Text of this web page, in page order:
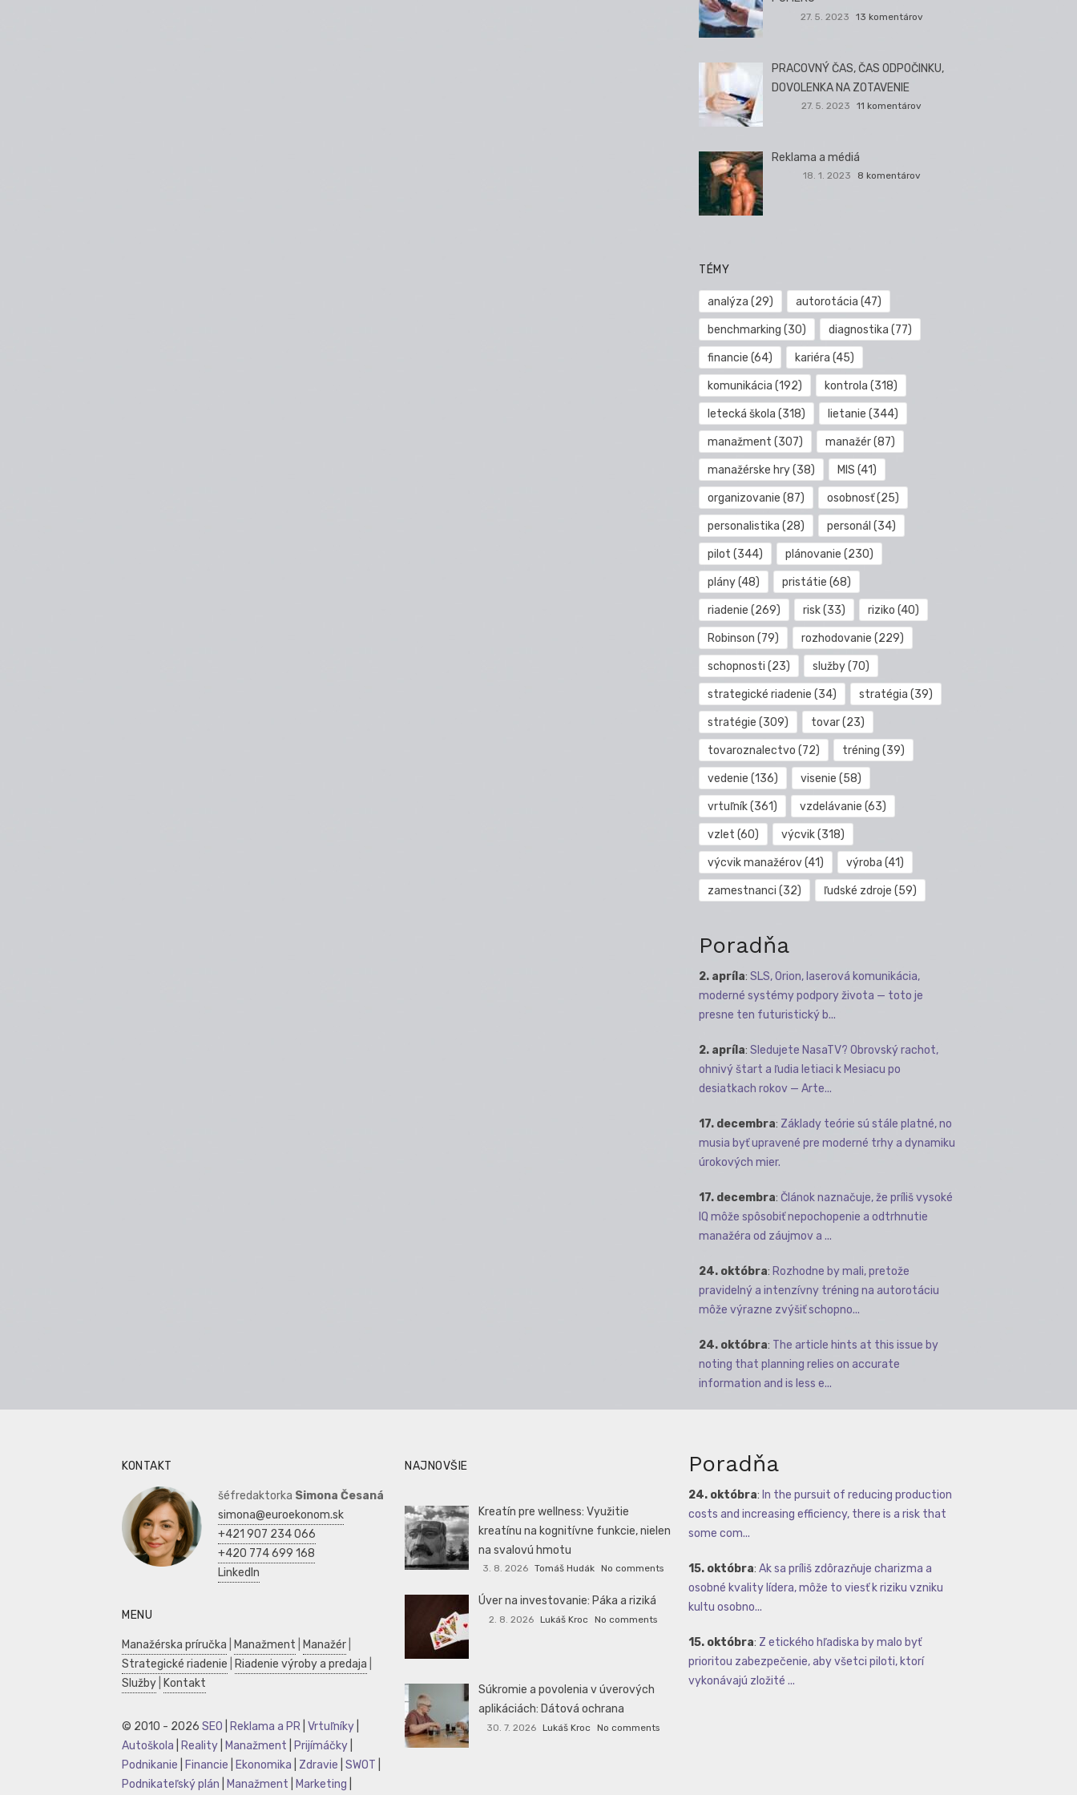
27. 5. 2023 13 komentárov
PRACOVNÝ ČAS, ČAS ODPOČINKU,
DOVOLENKA NA ZOTAVENIE
27. 5. 2023 11 komentárov
Reklama a médiá
18. 1. 2023 8 komentárov
TÉMY
analýza (29) autorotácia (47)
benchmarking (30) diagnostika (77)
financie (64) kariéra (45)
komunikácia (192) kontrola (318)
letecká škola (318) lietanie (344)
manažment (307) manažér(87)
manažérske hry(38) MIS (41)
organizovanie (87) osobnosť(25)
personalistika (28) personál (34)
pilot (344) plánovanie (230)
plány(48) pristátie (68)
riadenie (269) risk(33) riziko (40)
Robinson (79) rozhodovanie (229)
schopnosti (23) služby(70)
strategické riadenie (34) stratégia (39)
stratégie (309) tovar(23)
tovaroznalectvo (72) tréning (39)
vedenie (136) visenie (58)
vrtuľník(361) vzdelávanie (63)
vzlet (60) výcvik(318)
výcvik manažérov(41) výroba (41)
zamestnanci (32) ľudské zdroje (59)
Poradňa
2. apríla: SLS, Orion, laserová komunikácia,
moderné systémy podpory života — toto je
presne ten futuristický b...
2. apríla: Sledujete NasaTV? Obrovský rachot,
ohnivý štart a ľudia letiaci k Mesiacu po
desiatkach rokov — Arte...
17. decembra: Základy teórie sú stále platné, no
musia byť upravené pre moderné trhy a dynamiku
úrokových mier.
17. decembra: Článok naznačuje, že príliš vysoké
IQ môže spôsobiť nepochopenie a odtrhnutie
manažéra od záujmov a ...
24. októbra: Rozhodne by mali, pretože
pravidelný a intenzívny tréning na autorotáciu
môže výrazne zvýšiť schopno...
24. októbra: The article hints at this issue by
noting that planning relies on accurate
information and is less e...
KONTAKT
šéfredaktorka Simona Česaná
simona@euroekonom.sk
+421 907 234 066
+420 774 699 168
LinkedIn
MENU
Manažérska príručka Manažment Manažér
Strategické riadenie
Riadenie výroby a predaja
Služby
Kontakt
© 2010 - 2026 SEO Reklama a PR Vrtuľníky
Autoškola
Reality Manažment Prijímáčky
Podnikanie
Financie Ekonomika Zdravie SWOT
Podnikateľský plán
Manažment Marketing
NAJNOVŠIE
Kreatín pre wellness: Využitie
kreatínu na kognitívne funkcie, nielen
na svalovú hmotu
3. 8. 2026 Tomáš Hudák No comments
Úver na investovanie: Páka a riziká
2. 8. 2026 Lukáš Kroc No comments
Súkromie a povolenia v úverových
aplikáciách: Dátová ochrana
30. 7. 2026 Lukáš Kroc No comments
Poradňa
24. októbra: In the pursuit of reducing production
costs and increasing efficiency, there is a risk that
some com...
15. októbra: Ak sa príliš zdôrazňuje charizma a
osobné kvality lídera, môže to viesť k riziku vzniku
kultu osobno...
15. októbra: Z etického hľadiska by malo byť
prioritou zabezpečenie, aby všetci piloti, ktorí
vykonávajú zložité ...